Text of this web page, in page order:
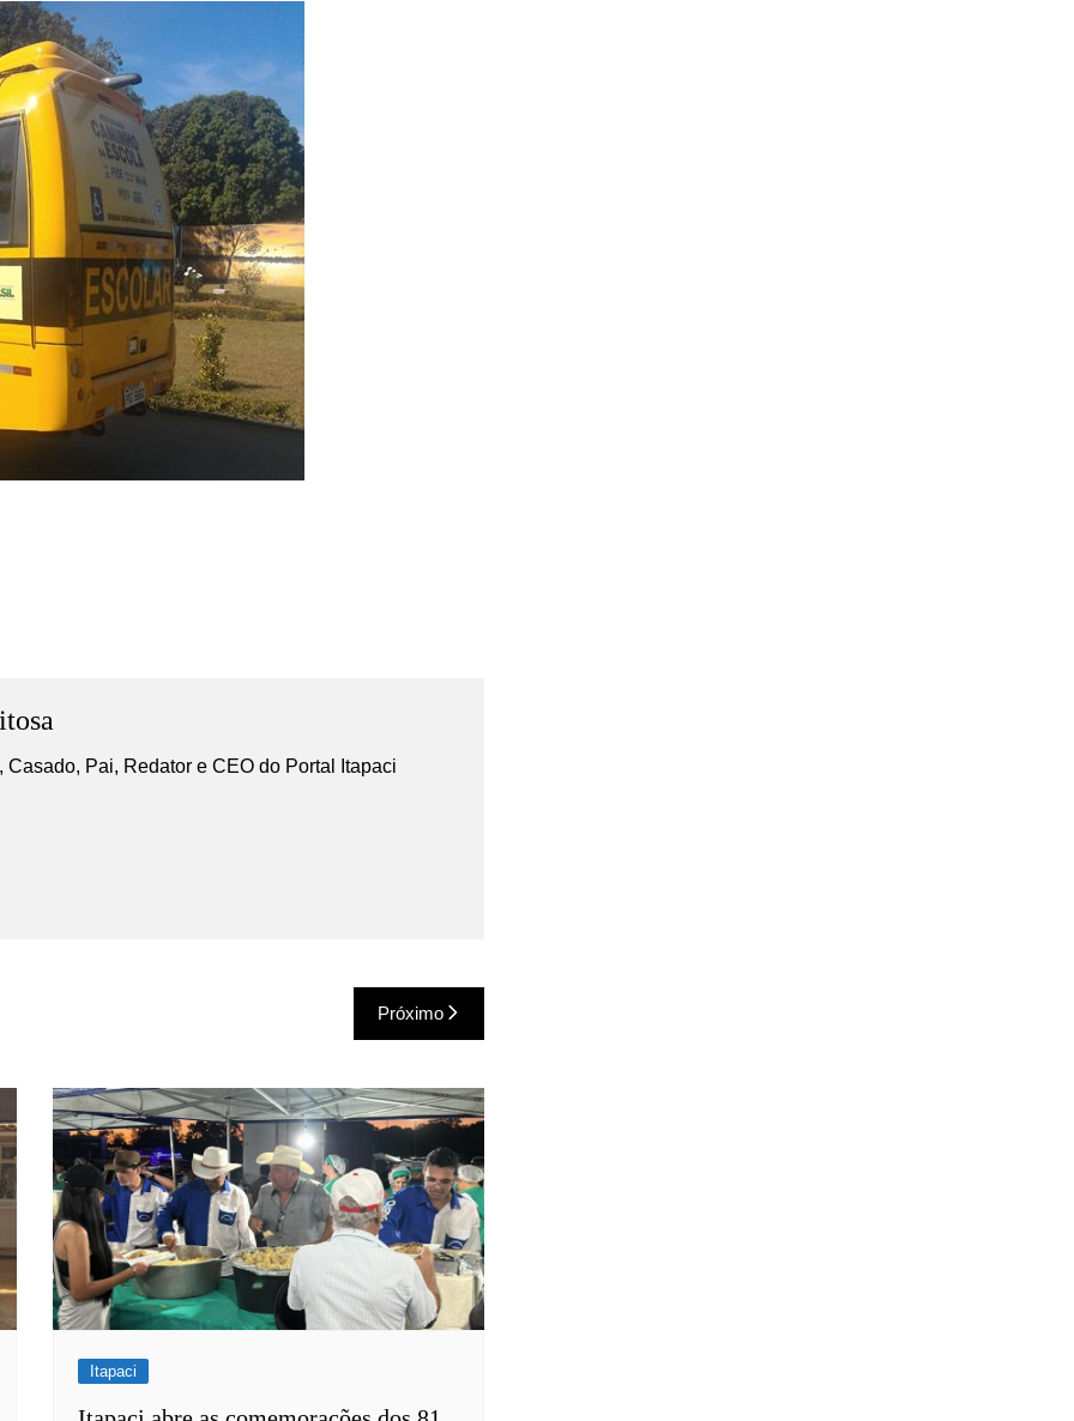
Casado, Pai, Redator e CEO do Portal Itapaci
Próximo
Itapaci